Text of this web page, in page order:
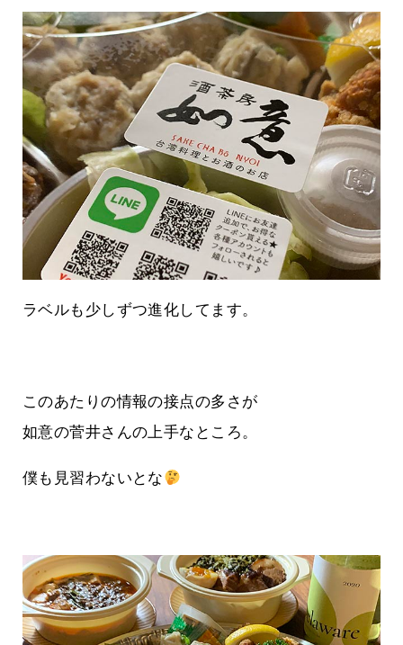
ラベルも少しずつ進化してます。
このあたりの情報の接点の多さが
如意の菅井さんの上手なところ。
僕も見習わないとな